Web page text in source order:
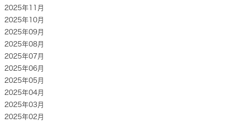
2025年11月
2025年10月
2025年09月
2025年08月
2025年07月
2025年06月
2025年05月
2025年04月
2025年03月
2025年02月